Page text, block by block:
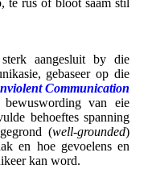
te rus of bloot saam stil
aangesluit by die
gebaseer op die
Communication
van eie
behoeftes spanning
(well-grounded)
en hoe gevoelens en
kan word.